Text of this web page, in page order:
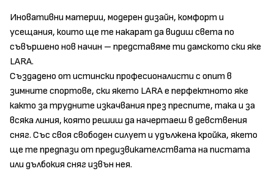
Иновативни материи, модерен дизайн, комфорт и
усещания, които ще те накарат да видиш света по
съвършено нов начин – представяме ти дамското ски яке
LARA.
Създадено от истински професионалисти с опит в
зимните спортове, ски якето LARA е перфектното яке
както за трудните изкачвания през преспите, така и за
всяка линия, която решиш да начертаеш в девствения
сняг. Със своя свободен силует и удължена кройка, якето
ще те предпази от предизвикателствата на пистата
или дълбокия сняг извън нея.